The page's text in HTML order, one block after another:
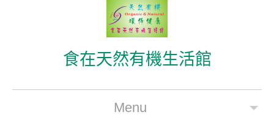
食在天然有機生活館
Menu